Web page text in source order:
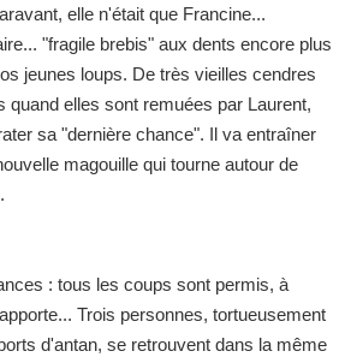
elle n'était que Francine...
"fragile brebis" aux dents encore plus
jeunes loups. De très vieilles cendres
quand elles sont remuées par Laurent,
sa "dernière chance". Il va entraîner
magouille qui tourne autour de
: tous les coups sont permis, à
Trois personnes, tortueusement
d'antan, se retrouvent dans la même